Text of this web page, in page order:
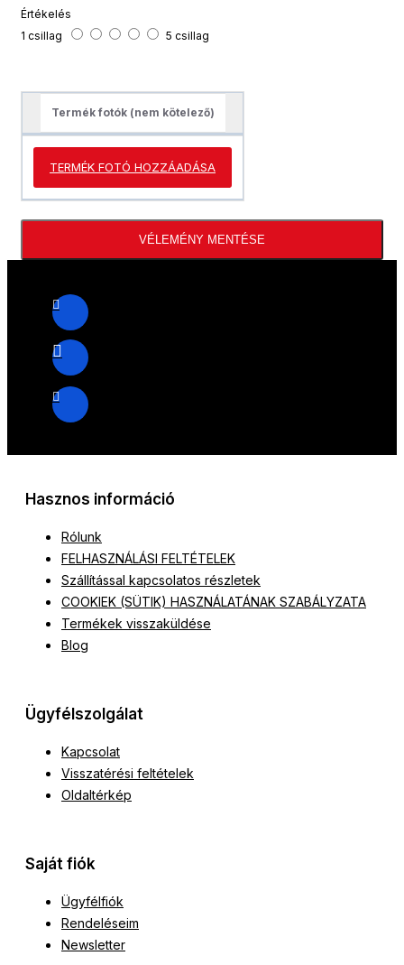
Értékelés
1 csillag
5 csillag
Termék fotók (nem kötelező)
TERMÉK FOTÓ HOZZÁADÁSA
VÉLEMÉNY MENTÉSE
Hasznos információ
Rólunk
FELHASZNÁLÁSI FELTÉTELEK
Szállítással kapcsolatos részletek
COOKIEK (SÜTIK) HASZNÁLATÁNAK SZABÁLYZATA
Termékek visszaküldése
Blog
Ügyfélszolgálat
Kapcsolat
Visszatérési feltételek
Oldaltérkép
Saját fiók
Ügyfélfiók
Rendeléseim
Newsletter